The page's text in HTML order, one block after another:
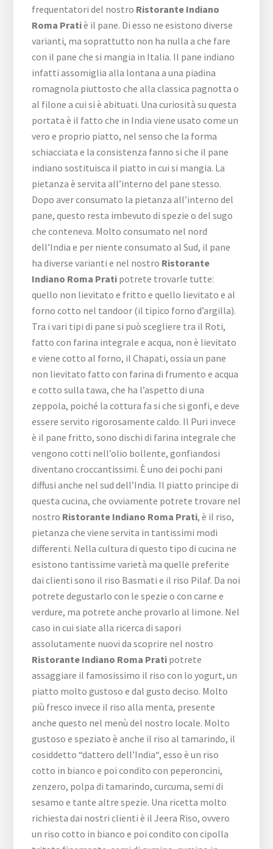
frequentatori del nostro Ristorante Indiano
Roma Pratiè il pane. Di esso ne esistono diverse
varianti, ma soprattutto non ha nulla a che fare
con il pane che si mangia in Italia. Il pane indiano
infatti assomiglia alla lontana a una piadina
romagnola piuttosto che alla classica pagnotta o
al filone a cui si è abituati. Una curiosità su questa
portata è il fatto che in India viene usato come un
vero e proprio piatto, nel senso che la forma
schiacciata e la consistenza fanno si che il pane
indiano sostituisca il piatto in cui si mangia. La
pietanza è servita all’interno del pane stesso.
Dopo aver consumato la pietanza all’interno del
pane, questo resta imbevuto di spezie o del sugo
che conteneva. Molto consumato nel nord
dell’India e per niente consumato al Sud, il pane
ha diverse varianti e nel nostro Ristorante
Indiano Roma Prati potrete trovarle tutte:
quello non lievitato e fritto e quello lievitato e al
forno cotto nel tandoor (il tipico forno d’argilla).
Tra i vari tipi di pane si può scegliere tra il Roti,
fatto con farina integrale e acqua, non è lievitato
e viene cotto al forno, il Chapati, ossia un pane
non lievitato fatto con farina di frumento e acqua
e cotto sulla tawa, che ha l’aspetto di una
zeppola, poiché la cottura fa si che si gonfi, e deve
essere servito rigorosamente caldo. Il Puri invece
è il pane fritto, sono dischi di farina integrale che
vengono cotti nell’olio bollente, gonfiandosi
diventano croccantissimi. È uno dei pochi pani
diffusi anche nel sud dell’India. Il piatto principe di
questa cucina, che ovviamente potrete trovare nel
nostro Ristorante Indiano Roma Prati, è il riso,
pietanza che viene servita in tantissimi modi
differenti. Nella cultura di questo tipo di cucina ne
esistono tantissime varietà ma quelle preferite
dai clienti sono il riso Basmati e il riso Pilaf. Da noi
potrete degustarlo con le spezie o con carne e
verdure, ma potrete anche provarlo al limone. Nel
caso in cui siate alla ricerca di sapori
assolutamente nuovi da scoprire nel nostro
Ristorante Indiano Roma Prati potrete
assaggiare il famosissimo il riso con lo yogurt, un
piatto molto gustoso e dal gusto deciso. Molto
più fresco invece il riso alla menta, presente
anche questo nel menù del nostro locale. Molto
gustoso e speziato è anche il riso al tamarindo, il
cosiddetto “dattero dell’India“, esso è un riso
cotto in bianco e poi condito con peperoncini,
zenzero, polpa di tamarindo, curcuma, semi di
sesamo e tante altre spezie. Una ricetta molto
richiesta dai nostri clienti è il Jeera Riso, ovvero
un riso cotto in bianco e poi condito con cipolla